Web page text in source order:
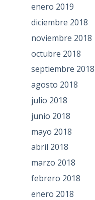
enero 2019
diciembre 2018
noviembre 2018
octubre 2018
septiembre 2018
agosto 2018
julio 2018
junio 2018
mayo 2018
abril 2018
marzo 2018
febrero 2018
enero 2018